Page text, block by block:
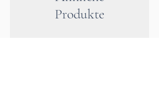
traumhaften Einschlüssen. Der
Bergkristall ist der Stein der
Produkte